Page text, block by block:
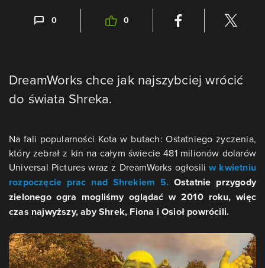
0 0
DreamWorks chce jak najszybciej wrócić
do świata Shreka.
Na fali popularności Kota w butach: Ostatniego życzenia,
który zebrał z kin na całym świecie 481 milionów dolarów
Universal Pictures wraz z DreamWorks ogłosiliw kwietniu
rozpoczęcie prac nad Shrekiem 5. Ostatnie przygody
zielonego ogra mogliśmy oglądać w 2010 roku, więc
czas najwyższy, aby Shrek, Fiona i Osioł powrócili.